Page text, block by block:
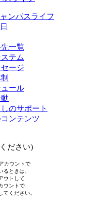
ンパスライフ
一覧
テム
ージ
ール
のサポート
ンテンツ
ださい)
カウントで
るときは、
ウトして
ウントで
てください。